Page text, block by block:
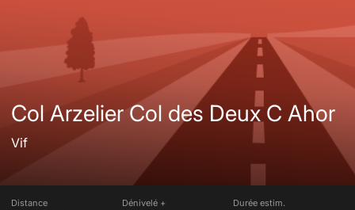
Col Arzelier Col des Deux C Ahor
Vif
Distance Dénivelé + Durée estim.